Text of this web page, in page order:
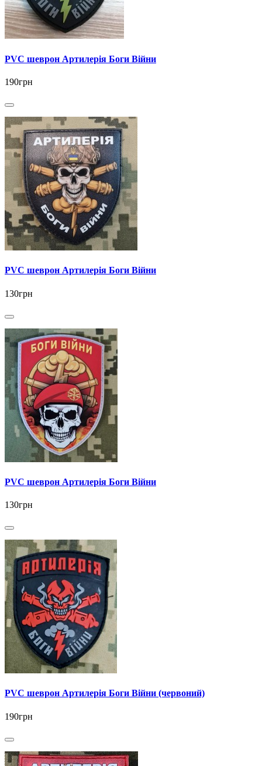
PVC шеврон Артилерія Боги Війни
190грн
PVC шеврон Артилерія Боги Війни
130грн
PVC шеврон Артилерія Боги Війни
130грн
PVC шеврон Артилерія Боги Війни (червоний)
190грн